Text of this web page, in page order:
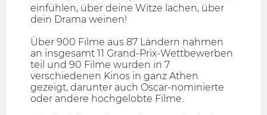
einfühlen, über deine Witze lachen, über
dein Drama weinen!
Über 900 Filme aus 87 Ländern nahmen
an insgesamt 11 Grand-Prix-Wettbewerben
teil und 90 Filme wurden in 7
verschiedenen Kinos in ganz Athen
gezeigt, darunter auch Oscar-nominierte
oder andere hochgelobte Filme.